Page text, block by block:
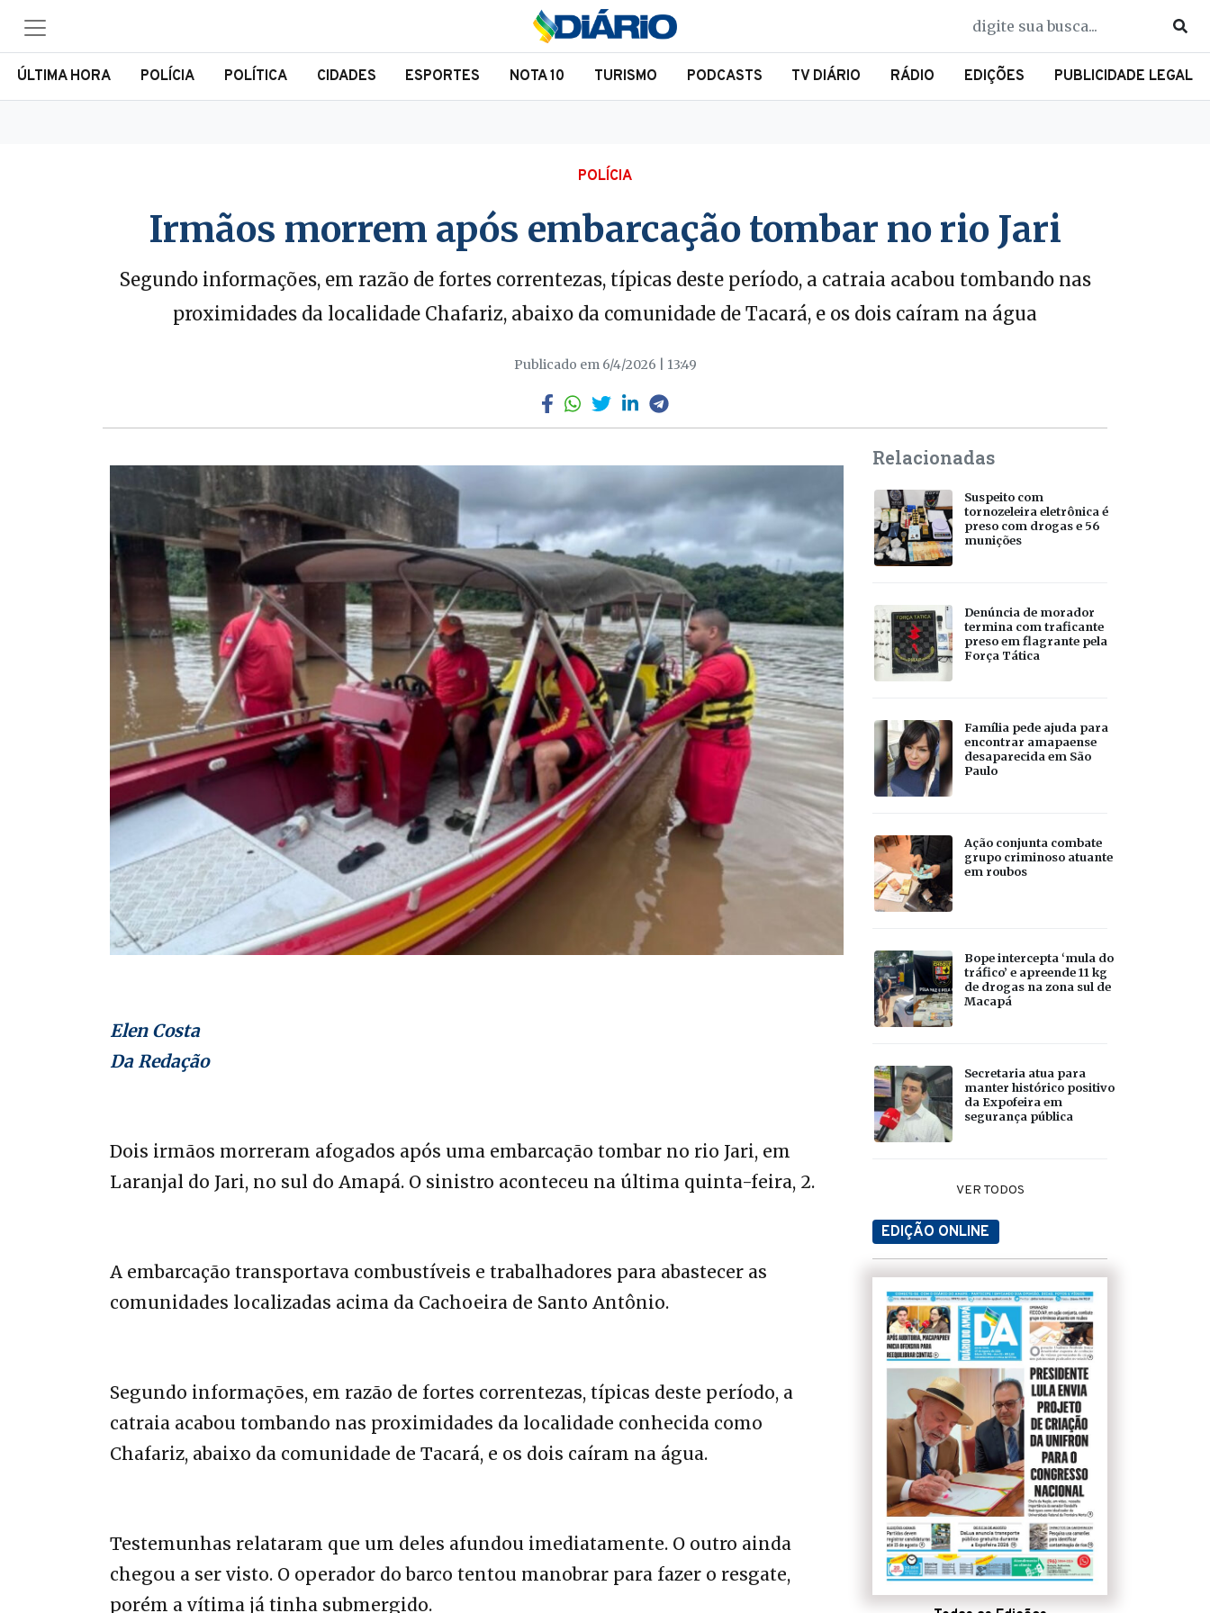
ÚLTIMA HORA POLÍCIA POLÍTICA CIDADES ESPORTES NOTA 10 TURISMO PODCASTS TV DIÁRIO RÁDIO EDIÇÕES PUBLICIDADE LEGAL
POLÍCIA
Irmãos morrem após embarcação tombar no rio Jari
Segundo informações, em razão de fortes correntezas, típicas deste período, a catraia acabou tombando nas
proximidades da localidade Chafariz, abaixo da comunidade de Tacará, e os dois caíram na água
Publicado em 6/4/2026 | 13:49
Elen Costa
Da Redação
Dois irmãos morreram afogados após uma embarcação tombar no rio Jari, em
Laranjal do Jari, no sul do Amapá. O sinistro aconteceu na última quinta-feira, 2.
A embarcação transportava combustíveis e trabalhadores para abastecer as
comunidades localizadas acima da Cachoeira de Santo Antônio.
Segundo informações, em razão de fortes correntezas, típicas deste período, a
catraia acabou tombando nas proximidades da localidade conhecida como
Chafariz, abaixo da comunidade de Tacará, e os dois caíram na água.
Testemunhas relataram que um deles afundou imediatamente. O outro ainda
chegou a ser visto. O operador do barco tentou manobrar para fazer o resgate,
porém a vítima já tinha submergido.
Relacionadas
Suspeito com
tornozeleira eletrônica é
preso com drogas e 56
munições
Denúncia de morador
termina com traficante
preso em flagrante pela
Força Tática
Família pede ajuda para
encontrar amapaense
desaparecida em São
Paulo
Ação conjunta combate
grupo criminoso atuante
em roubos
Bope intercepta ‘mula do
tráfico’ e apreende 11 kg
de drogas na zona sul de
Macapá
Secretaria atua para
manter histórico positivo
da Expofeira em
segurança pública
VER TODOS
EDIÇÃO ONLINE